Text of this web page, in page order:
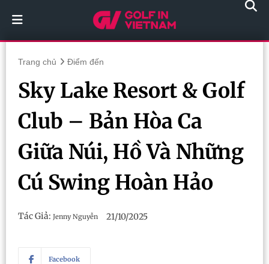
Trang chủ Điểm đến
Sky Lake Resort & Golf
Club – Bản Hòa Ca
Giữa Núi, Hồ Và Những
Cú Swing Hoàn Hảo
Tác Giả: Jenny Nguyễn 21/10/2025
Facebook